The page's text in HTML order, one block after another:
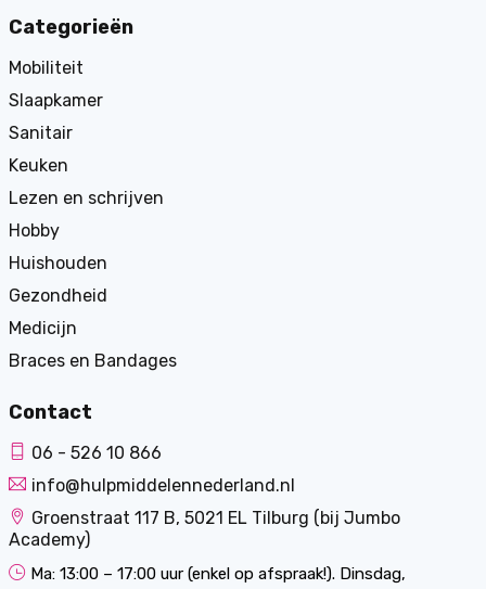
Categorieën
Mobiliteit
Slaapkamer
Sanitair
Keuken
Lezen en schrijven
Hobby
Huishouden
Gezondheid
Medicijn
Braces en Bandages
Contact
06 - 526 10 866
info@hulpmiddelennederland.nl
Groenstraat 117 B, 5021 EL Tilburg (bij Jumbo
Academy)
Ma: 13:00 – 17:00 uur (enkel op afspraak!). Dinsdag,